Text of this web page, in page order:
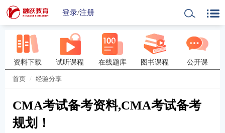
登录/注册
资料下载 试听课程 在线题库 图书课程 公开课
首页 经验分享
CMA考试备考资料,CMA考试备考
规划！